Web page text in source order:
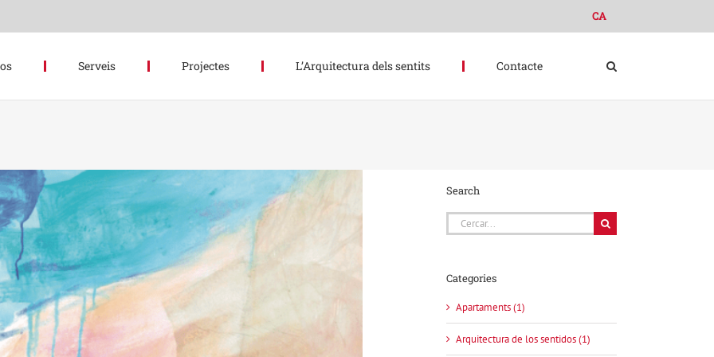
CA
Serveis Projectes L’Arquitectura dels sentits Contacte
Search
Cerca
…
Categories
Apartaments (1)
Arquitectura de los sentidos (1)